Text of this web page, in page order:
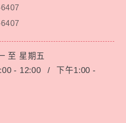
至 星期五
- 12:00
/
下午1:00 -